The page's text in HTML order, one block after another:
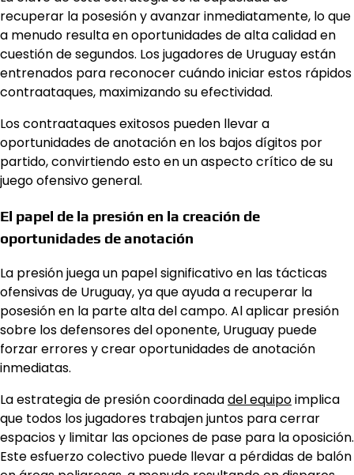
recuperar la posesión y avanzar inmediatamente, lo que
a menudo resulta en oportunidades de alta calidad en
cuestión de segundos. Los jugadores de Uruguay están
entrenados para reconocer cuándo iniciar estos rápidos
contraataques, maximizando su efectividad.
Los contraataques exitosos pueden llevar a
oportunidades de anotación en los bajos dígitos por
partido, convirtiendo esto en un aspecto crítico de su
juego ofensivo general.
El papel de la presión en la creación de
oportunidades de anotación
La presión juega un papel significativo en las tácticas
ofensivas de Uruguay, ya que ayuda a recuperar la
posesión en la parte alta del campo. Al aplicar presión
sobre los defensores del oponente, Uruguay puede
forzar errores y crear oportunidades de anotación
inmediatas.
La estrategia de presión coordinadadel equipoimplica
que todos los jugadores trabajen juntos para cerrar
espacios y limitar las opciones de pase para la oposición.
Este esfuerzo colectivo puede llevar a pérdidas de balón